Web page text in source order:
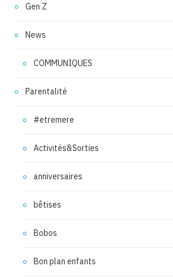
Gen Z
News
COMMUNIQUES
Parentalité
#etremere
Activités&Sorties
anniversaires
bêtises
Bobos
Bon plan enfants